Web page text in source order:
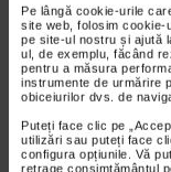
Pe lângă cookie-urile
site web, folosim cookie-
pe site-ul nostru și ajută
ul, de exemplu, făcând
pentru a măsura
instrumente de urmărire
obiceiurilor dvs. de
Puteți face clic pe
utilizări sau puteți face
configura opțiunile. Vă
retrage consimțământul
ALTE MATERIALE